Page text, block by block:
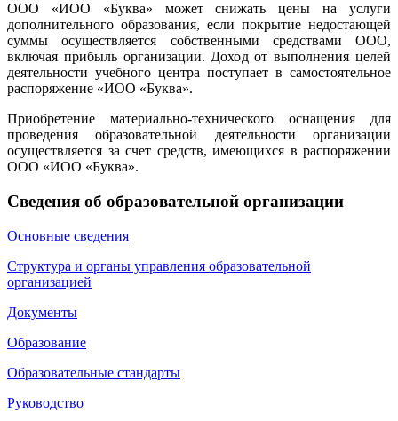
ООО «ИОО «Буква» может снижать цены на услуги
дополнительного образования, если покрытие недостающей
суммы осуществляется собственными средствами ООО,
включая прибыль организации. Доход от выполнения целей
деятельности учебного центра поступает в самостоятельное
распоряжение «ИОО «Буква».
Приобретение материально-технического оснащения для
проведения образовательной деятельности организации
осуществляется за счет средств, имеющихся в распоряжении
ООО «ИОО «Буква».
Сведения об образовательной организации
Основные сведения
Структура и органы управления образовательной
организацией
Документы
Образование
Образовательные стандарты
Руководство